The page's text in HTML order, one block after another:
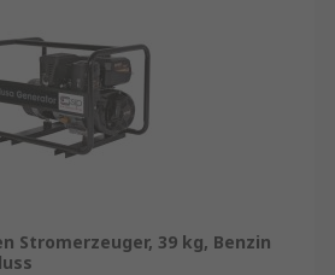
Stromerzeuger, 39 kg, Benzin